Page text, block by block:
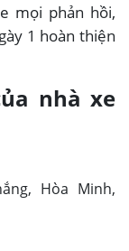
mọi phản hồi,
1 hoàn thiện
nhà xe
Hòa Minh,